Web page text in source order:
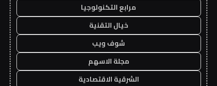
مرابع التكنولوجيا
خيال التقنية
شوف ويب
مجلة الاسهم
الشرقية الاقتصادية